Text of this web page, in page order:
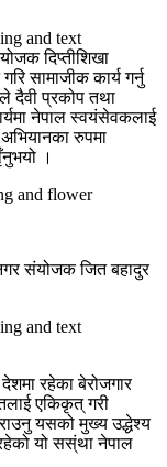
दिप्तीशिखा
सामाजीक कार्य गर्नु
दैवी प्रकोप तथा
नेपाल स्वयंसेवकलाई
रुपमा
।
संयोजक जित बहादुर
रहेका बेरोजगार
एकिकृत् गरी
यसको मुख्य उद्धेश्य
यो सस्ंथा नेपाल